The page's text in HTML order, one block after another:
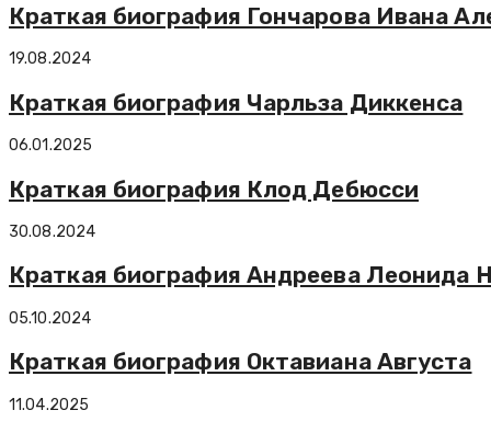
Краткая биография Гончарова Ивана
19.08.2024
Краткая биография Чарльза Диккенса
06.01.2025
Краткая биография Клод Дебюсси
30.08.2024
Краткая биография Андреева Леонида
05.10.2024
Краткая биография Октавиана Августа
11.04.2025